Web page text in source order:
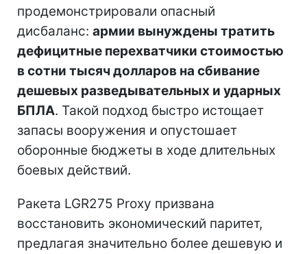
продемонстрировали опасный
дисбаланс: армии вынуждены тратить
дефицитные перехватчики стоимостью
в сотни тысяч долларов на сбивание
дешевых разведывательных и ударных
БПЛА. Такой подход быстро истощает
запасы вооружения и опустошает
оборонные бюджеты в ходе длительных
боевых действий.
Ракета LGR275 Proxy призвана
восстановить экономический паритет,
предлагая значительно более дешевую и